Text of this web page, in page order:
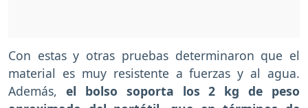
Con estas y otras pruebas determinaron que el
material es muy resistente a fuerzas y al agua.
Además, el bolso soporta los 2 kg de peso